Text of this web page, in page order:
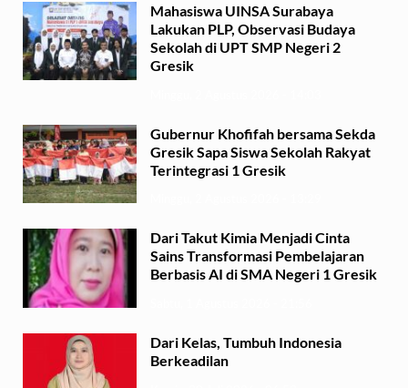
Mahasiswa UINSA Surabaya
Lakukan PLP, Observasi Budaya
Sekolah di UPT SMP Negeri 2
Gresik
Gubernur Khofifah bersama Sekda
Gresik Sapa Siswa Sekolah Rakyat
Terintegrasi 1 Gresik
Dari Takut Kimia Menjadi Cinta
Sains Transformasi Pembelajaran
Berbasis AI di SMA Negeri 1 Gresik
Dari Kelas, Tumbuh Indonesia
Berkeadilan